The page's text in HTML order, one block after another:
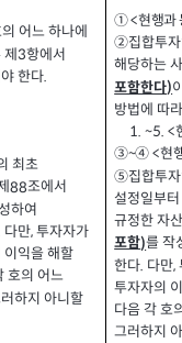
어느 하나에
제3항에서
한다.
최초
88조에서
하여
다만,투자자가
이익을 해할
호의 어느
하지 아니할
① <현행과
②집합투
해당하는
포함한다)
방법에 따
1. ~5. <
③~④<현
⑤집합투자
설정일부
규정한 자
포함)를 작
한다. 다만,
투자자의
다음 각 호
그러하지